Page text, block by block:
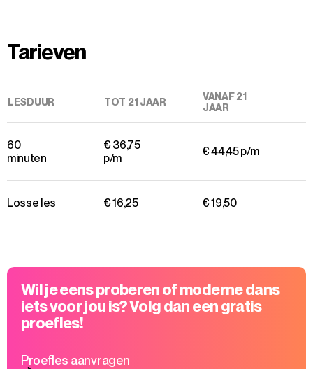
Tarieven
LESDUUR TOT 21 JAAR
VANAF 21
JAAR
60
minuten
€ 36,75
p/m
€ 44,45 p/m
Losse les € 16,25 € 19,50
Wil je eens proberen of moderne dans
iets voor jou is? Volg dan een gratis
proefles!
Proefles aanvragen